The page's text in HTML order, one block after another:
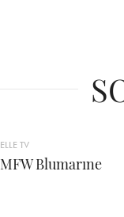
ELLE TV
MFW Blumarıne